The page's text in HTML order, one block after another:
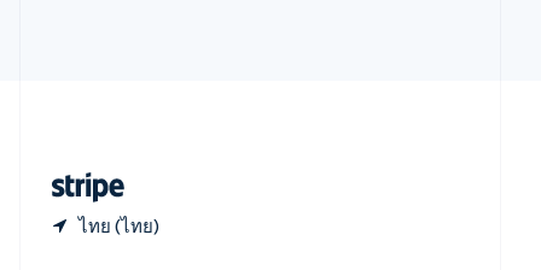
ไทย (ไทย)